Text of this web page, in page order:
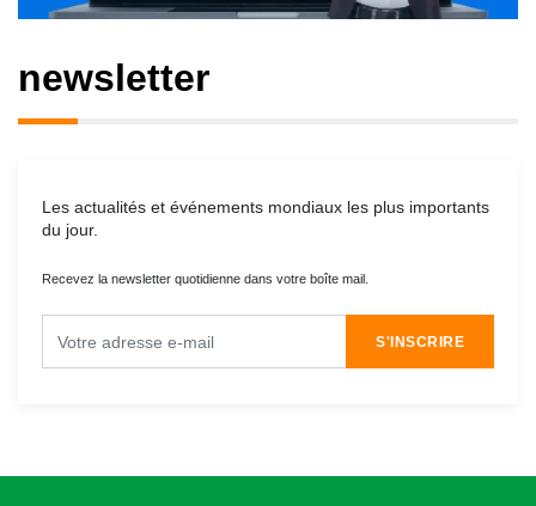
newsletter
Les actualités et événements mondiaux les plus importants
du jour.
Recevez la newsletter quotidienne dans votre boîte mail.
S'INSCRIRE